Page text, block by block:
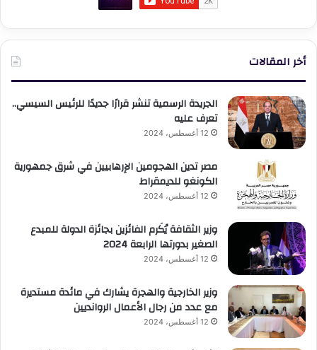
أخر المقالات
الجريدة الرسمية تنشر قرارًا جديدًا للرئيس السيسي..
تعرف عليه
12 أغسطس، 2024
مصر تدين الهجومين الإرهابيين في شرق جمهورية
الكونغو للديمقراط
12 أغسطس، 2024
وزير الثقافة يُكَرم الفائزين بجائزة الدولة للمبدع
الصغير بدورتها الرابعة 2024
12 أغسطس، 2024
وزير الخارجية والهجرة يشارك في مائدة مستديرة
مع عدد من رجال الأعمال الروانديين
12 أغسطس، 2024